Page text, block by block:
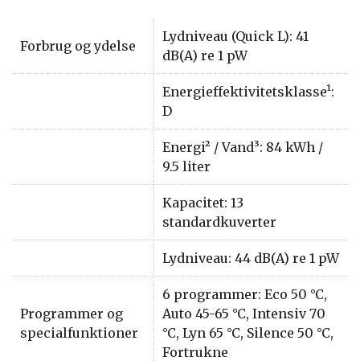
Forbrug og ydelse
Lydniveau (Quick L): 41
dB(A) re 1 pW
Energieffektivitetsklasse¹:
D
Energi² / Vand³: 84 kWh /
9.5 liter
Kapacitet: 13
standardkuverter
Lydniveau: 44 dB(A) re 1 pW
Programmer og
specialfunktioner
6 programmer: Eco 50 °C,
Auto 45-65 °C, Intensiv 70
°C, Lyn 65 °C, Silence 50 °C,
Fortrukne